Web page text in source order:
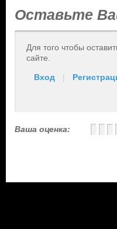
Оставьте
Для того чтобы
сайте.
Вход |
Ваша оценка: